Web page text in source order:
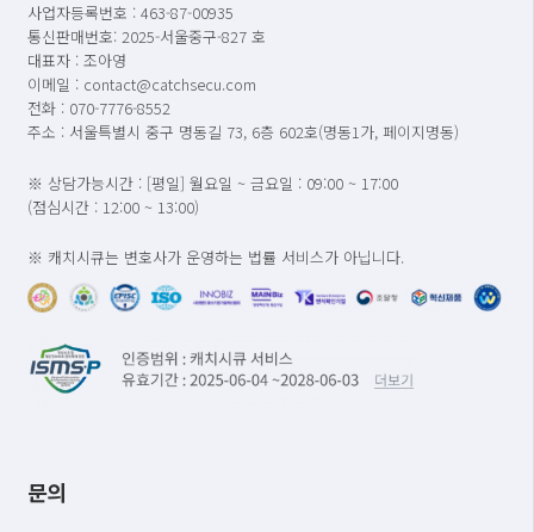
사업자등록번호 : 463-87-00935
통신판매번호: 2025-서울중구-827 호
대표자 : 조아영
이메일 : contact@catchsecu.com
전화 : 070-7776-8552
주소 : 서울특별시 중구 명동길 73, 6층 602호(명동1가, 페이지명동)
※ 상담가능시간 : [평일] 월요일 ~ 금요일 : 09:00 ~ 17:00
(점심시간 : 12:00 ~ 13:00)
※ 캐치시큐는 변호사가 운영하는 법률 서비스가 아닙니다.
문의